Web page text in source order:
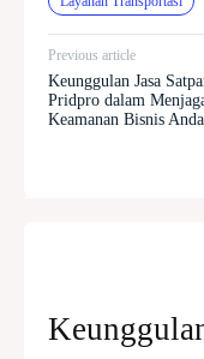
Previous article
Keunggulan Jasa
Pridpro dalam
Keamanan Bisnis Anda